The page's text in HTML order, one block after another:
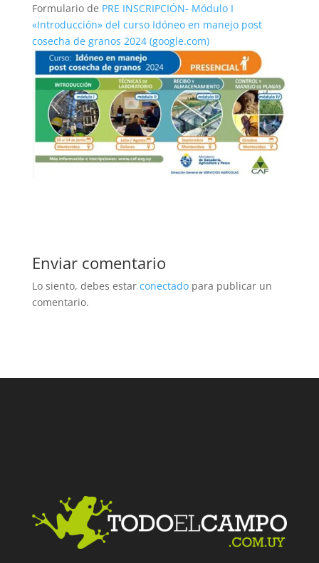
Formulario de PRE INSCRIPCIÓN- Módulo I
«Introducción» del curso Idóneo en manejo post
cosecha de granos 2024 (google.com)
Enviar comentario
Lo siento, debes estar conectadopara publicar un
comentario.
Facebook